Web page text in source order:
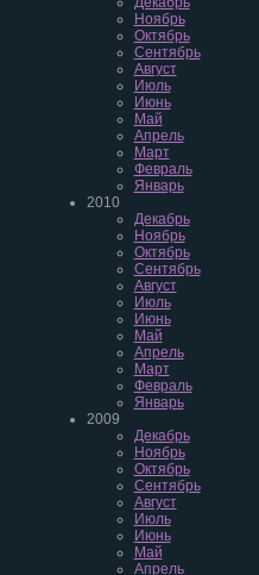
Ноябрь
Октябрь
Сентябрь
Август
Июль
Июнь
Май
Апрель
Март
Февраль
Январь
2010
Декабрь
Ноябрь
Октябрь
Сентябрь
Август
Июль
Июнь
Май
Апрель
Март
Февраль
Январь
2009
Декабрь
Ноябрь
Октябрь
Сентябрь
Август
Июль
Июнь
Май
Апрель